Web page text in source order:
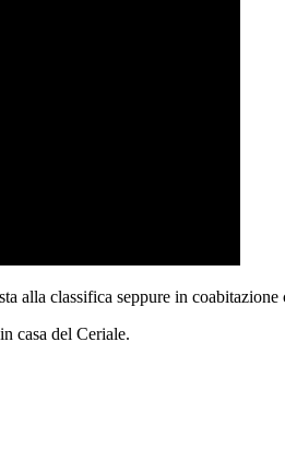
alla classifica seppure in
casa del Ceriale.